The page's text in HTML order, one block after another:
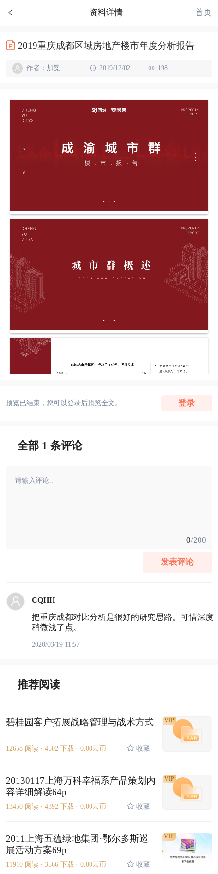
资料详情 首页
2019重庆成都区域房地产楼市年度分析报告
作者：加冕 2019/12/02 198
预览已结束，您可以登录后预览全文。 登录
全部 1 条评论
0/200
发表评论
CQHH
把重庆成都对比分析是很好的研究思路。可惜深度
稍微浅了点。
2020/03/19 11:57
推荐阅读
碧桂园客户拓展战略管理与战术方式
12658 阅读 · 4502 下载 · 0.00云币 收藏
VIP
20130117上海万科幸福系产品策划内
容详细解读64p
13450 阅读 · 4392 下载 · 0.00云币 收藏
VIP
2011上海五蕴绿地集团·鄂尔多斯巡
展活动方案69p
11910 阅读 · 3566 下载 · 0.00云币 收藏
VIP